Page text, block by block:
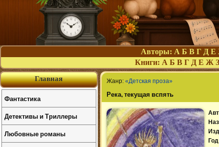
Авторы: А Б В Г Д Е
Книги: А Б В Г Д Е Ж З
Жанр: «Детская проза»
Река, текущая вспять
Главная
Фантастика
Детективы и Триллеры
Любовные романы